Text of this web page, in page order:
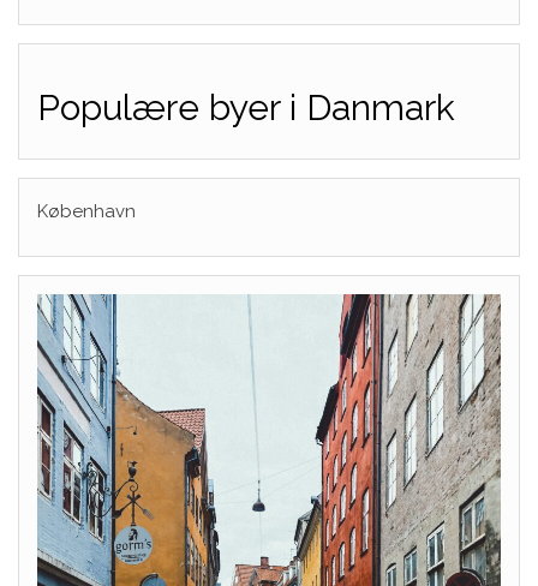
Populære byer i Danmark
København